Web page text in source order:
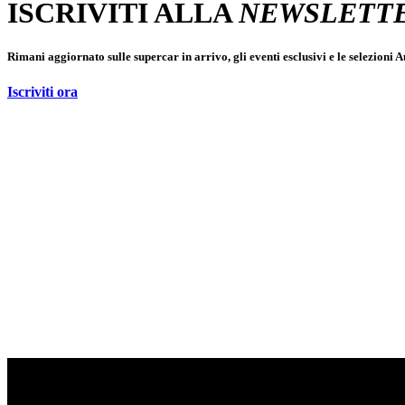
ISCRIVITI ALLA
Rimani aggiornato sulle supercar in arrivo, gli eventi esclusivi e le selezioni
Iscriviti ora